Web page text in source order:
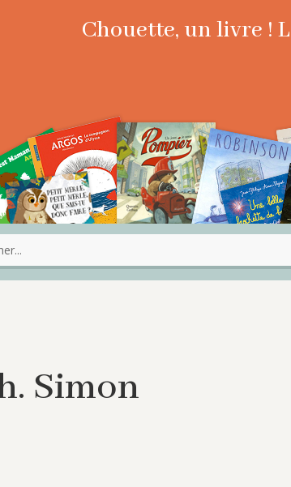
Chouette, un livre !
Simon